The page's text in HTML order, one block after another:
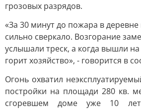
грозовых разрядов.
«За 30 минут до пожара в
сильно сверкало. Возгорание
услышали треск, а когда вышли на
горит хозяйство», - говорится в
Огонь охватил
постройки на площади 280 кв.
сгоревшем доме уже 10